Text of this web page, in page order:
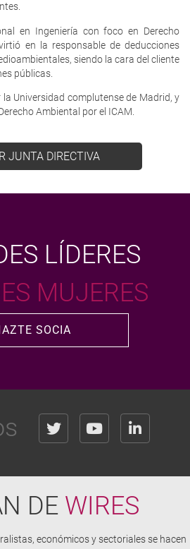
en Ingeniería con foco en Derecho
en la responsable de deducciones
siendo la cara del cliente
públicas.
la Universidad complutense de Madrid, y
Ambiental por el ICAM.
JUNTA DIRECTIVA
LÍDERES
MUJERES
SOCIA
DE WIRES
económicos y sectoriales se hacen